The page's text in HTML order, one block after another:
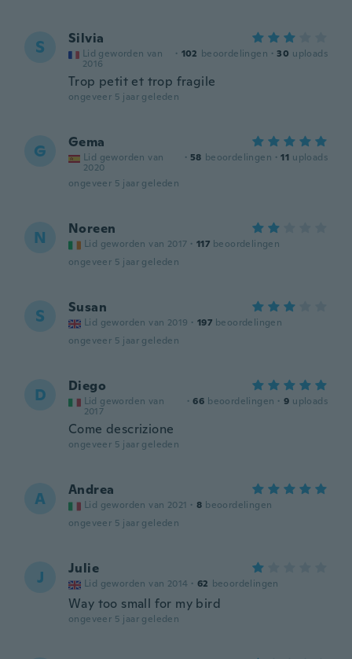
S Silvia
Lid geworden van
2016
· 102 beoordelingen · 30 uploads
Trop petit et trop fragile
ongeveer 5 jaar geleden
G Gema
Lid geworden van
2020
· 58 beoordelingen · 11 uploads
ongeveer 5 jaar geleden
N Noreen
Lid geworden van 2017 · 117 beoordelingen
ongeveer 5 jaar geleden
S Susan
Lid geworden van 2019 · 197 beoordelingen
ongeveer 5 jaar geleden
D Diego
Lid geworden van
2017
· 66 beoordelingen · 9 uploads
Come descrizione
ongeveer 5 jaar geleden
A Andrea
Lid geworden van 2021 · 8 beoordelingen
ongeveer 5 jaar geleden
J Julie
Lid geworden van 2014 · 62 beoordelingen
Way too small for my bird
ongeveer 5 jaar geleden